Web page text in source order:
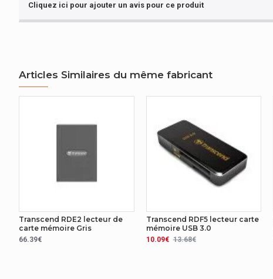
Cliquez ici pour ajouter un avis pour ce produit
Articles Similaires du même fabricant
Transcend RDE2 lecteur de
carte mémoire Gris
66.39€
Transcend RDF5 lecteur carte
mémoire USB 3.0
10.09€ 13.68€